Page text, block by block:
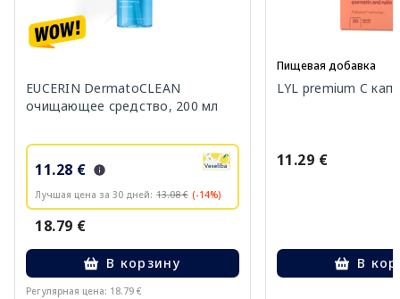
EUCERIN DermatoCLEAN
очищающее средство, 200 мл
11.28 €
Лучшая цена за 30 дней: 13.08 € (-14%)
18.79 €
В корзину
Регулярная цена: 18.79 €
Пищевая добавка
LYL premium C
11.29 €
В